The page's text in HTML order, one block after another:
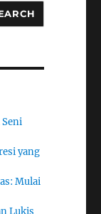
yang
Mulai
Lukis